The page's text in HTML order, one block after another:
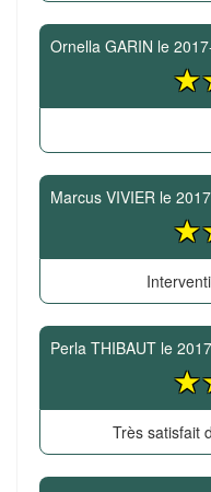
Ornella GARIN le
Marcus VIVIER le
Perla THIBAUT le
Très satisfait